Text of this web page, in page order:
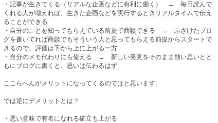
・記事が生きてくる（リアルな企画などに有利に働く） → 毎日読んで
くれる人が増えれば、生きた企画などを実行するときリアルタイムで伝え
ることができる
・自分のことを知ってもらえている前提で商談できる → ふざけたブロ
グを書いてれば商談でもそういう人と思ってもらえる前提からスタートで
きるので、評価は下から上に上がる一方
・自分のメモ代わりにも使える → 新しい発見をそのまま熱い思いとと
もにブログに書くと、思いは伝わるはず
ここらへんがメリットになってくるのではと思います。
では逆にデメリットとは？
・悪い意味で有名になれる確立も上がる